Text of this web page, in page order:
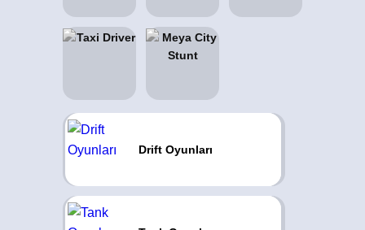
Drift Oyunları